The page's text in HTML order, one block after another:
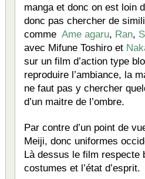
manga et donc on est loin
donc pas chercher de
comme Ame agaru, Ran,
avec Mifune Toshiro et
sur un film d’action type
reproduire l’ambiance, la
ne faut pas y chercher
d’un maitre de l’ombre.
Par contre d’un point de
Meiji, donc uniformes
Là dessus le film respecte
costumes et l’état d’esprit.